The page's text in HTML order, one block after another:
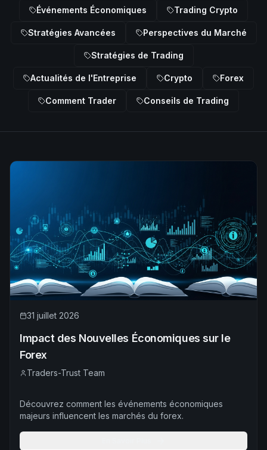
Événements Économiques Trading Crypto
Stratégies Avancées Perspectives du Marché
Stratégies de Trading
Actualités de l'Entreprise Crypto Forex
Comment Trader Conseils de Trading
31 juillet 2026
Impact des Nouvelles Économiques sur le
Forex
Traders-Trust Team
Découvrez comment les événements économiques
majeurs influencent les marchés du forex.